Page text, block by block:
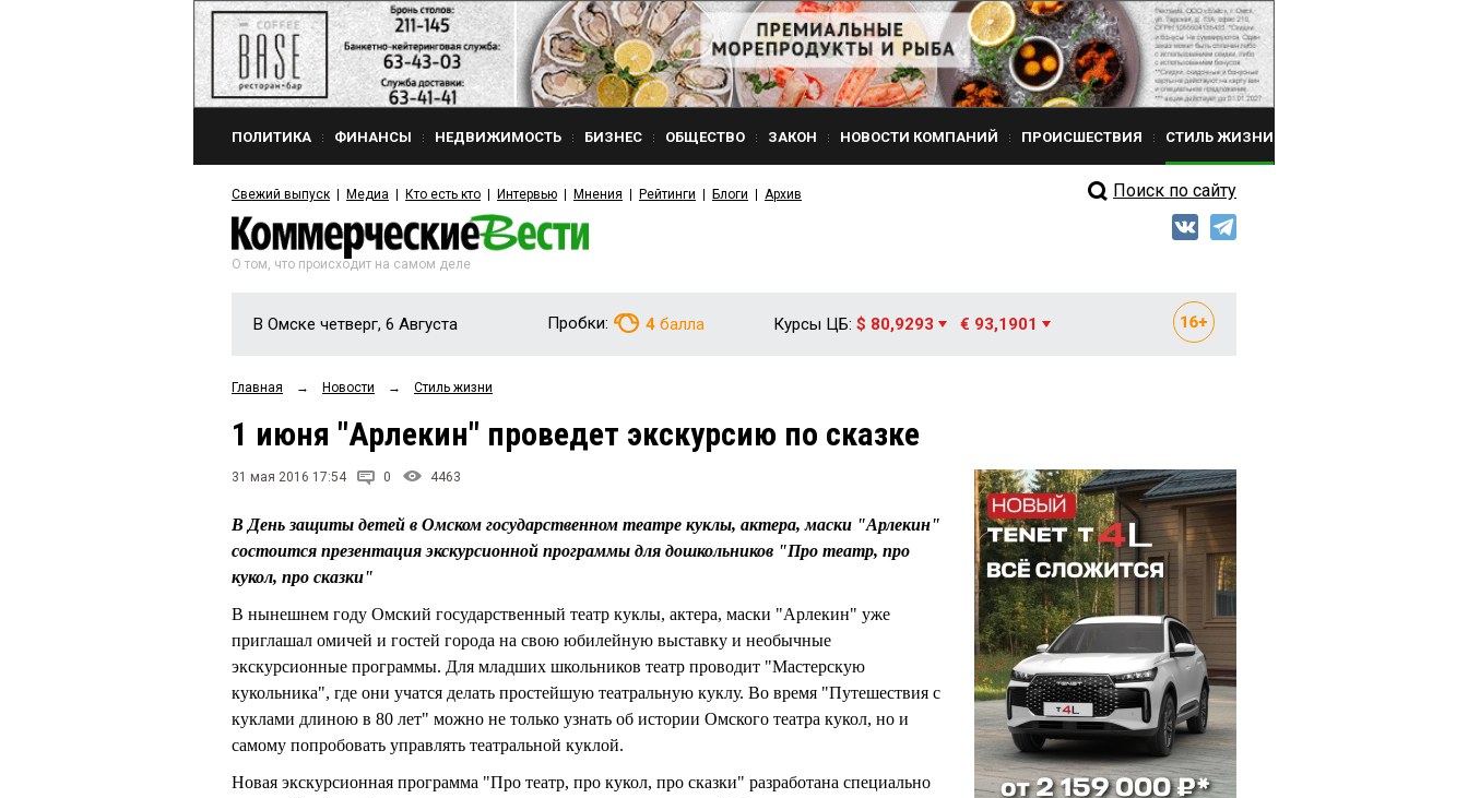
ПОЛИТИКА ФИНАНСЫ НЕДВИЖИМОСТЬ БИЗНЕС ОБЩЕСТВО ЗАКОН НОВОСТИ КОМПАНИЙ ПРОИСШЕСТВИЯ СТИЛЬ ЖИЗНИ
Свежий выпуск Медиа Кто есть кто Интервью Мнения Рейтинги Блоги Архив Поиск по сайту
О том, что происходит на самом деле
В Омске четверг, 6 Августа Пробки: 4 балла Курсы ЦБ: $ 80,9293 € 93,1901
Главная → Новости → Стиль жизни
1 июня "Арлекин" проведет экскурсию по сказке
31 мая 2016 17:54 0 4463
В День защиты детей в Омском государственном театре куклы, актера, маски "Арлекин"
состоится презентация экскурсионной программы для дошкольников "Про театр, про
кукол, про сказки"
В нынешнем году Омский государственный театр куклы, актера, маски "Арлекин" уже
приглашал омичей и гостей города на свою юбилейную выставку и необычные
экскурсионные программы. Для младших школьников театр проводит "Мастерскую
кукольника", где они учатся делать простейшую театральную куклу. Во время "Путешествия с
куклами длиною в 80 лет" можно не только узнать об истории Омского театра кукол, но и
самому попробовать управлять театральной куклой.
Новая экскурсионная программа "Про театр, про кукол, про сказки" разработана специально